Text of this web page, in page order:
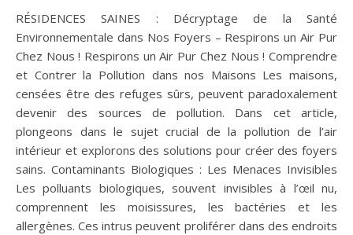
RÉSIDENCES SAINES : Décryptage de la Santé
Environnementale dans Nos Foyers – Respirons un Air Pur
Chez Nous ! Respirons un Air Pur Chez Nous ! Comprendre
et Contrer la Pollution dans nos Maisons Les maisons,
censées être des refuges sûrs, peuvent paradoxalement
devenir des sources de pollution. Dans cet article,
plongeons dans le sujet crucial de la pollution de l’air
intérieur et explorons des solutions pour créer des foyers
sains. Contaminants Biologiques : Les Menaces Invisibles
Les polluants biologiques, souvent invisibles à l’œil nu,
comprennent les moisissures, les bactéries et les
allergènes. Ces intrus peuvent proliférer dans des endroits